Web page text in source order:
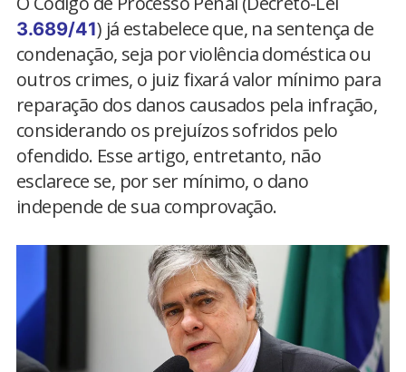
3.689/41) já estabelece que, na sentença de
condenação, seja por violência doméstica ou
outros crimes, o juiz fixará valor mínimo para
reparação dos danos causados pela infração,
considerando os prejuízos sofridos pelo
ofendido. Esse artigo, entretanto, não
esclarece se, por ser mínimo, o dano
independe de sua comprovação.